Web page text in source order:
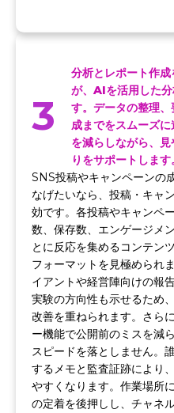
3
分析とレポート作
が、AIを活用した
す。データの整理
成までをスムーズ
を減らしながら、
りをサポートします。
SNS投稿やキャンペーンの
なげたいなら、投稿・キャ
効です。各投稿やキャンペ
数、保存数、エンゲージメ
とに反応を集めるコンテン
フォーマットを見極められ
イアントや経営陣向けの報
実験の方向性も示せるため
改善を重ねられます。さら
ー機能で公開前のミスを減
スピードを落としません。
するメモと監査証跡により
やすくなります。作業場所
の定着を後押しし、チャネ